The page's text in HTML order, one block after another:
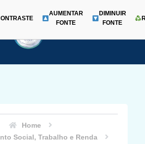
Menu
AUMENTAR
FONTE
DIMINUIR
FONTE
Home
Social, Trabalho e Renda